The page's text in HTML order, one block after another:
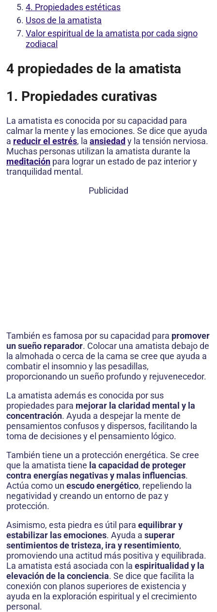
4. Propiedades estéticas
Usos de la amatista
Valor espiritual de la amatista por cada signo
zodiacal
4 propiedades de la amatista
1. Propiedades curativas
La amatista es conocida por su capacidad para
calmar la mente y las emociones. Se dice que ayuda
a reducir el estrés, la ansiedady la tensión nerviosa.
Muchas personas utilizan la amatista durante la
meditación para lograr un estado de paz interior y
tranquilidad mental.
Publicidad
También es famosa por su capacidad para promover
un sueño reparador. Colocar una amatista debajo de
la almohada o cerca de la cama se cree que ayuda a
combatir el insomnio y las pesadillas,
proporcionando un sueño profundo y rejuvenecedor.
La amatista además es conocida por sus
propiedades para mejorar la claridad mental y la
concentración. Ayuda a despejar la mente de
pensamientos confusos y dispersos, facilitando la
toma de decisiones y el pensamiento lógico.
También tiene un a protección energética. Se cree
que la amatista tiene la capacidad de proteger
contra energías negativas y malas influencias.
Actúa como un escudo energético, repeliendo la
negatividad y creando un entorno de paz y
protección.
Asimismo, esta piedra es útil para equilibrar y
estabilizar las emociones. Ayuda a superar
sentimientos de tristeza, ira y resentimiento,
promoviendo una actitud más positiva y equilibrada.
La amatista está asociada con la espiritualidad y la
elevación de la conciencia. Se dice que facilita la
conexión con planos superiores de existencia y
ayuda en la exploración espiritual y el crecimiento
personal.